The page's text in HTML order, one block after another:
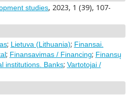
studies, 2023, 1 (39), 107-
; Lietuva (Lithuania); Finansai.
; Finansavimas / Financing; Finansų
institutions. Banks; Vartotojai /